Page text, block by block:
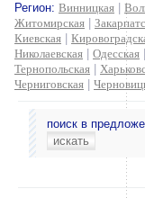
Регион: Винницкая
Житомирская
Киевская
Николаевская
Одесская
Тернопольская
Черниговская
поиск в